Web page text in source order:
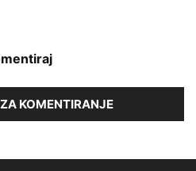
KOMENTIRANJE